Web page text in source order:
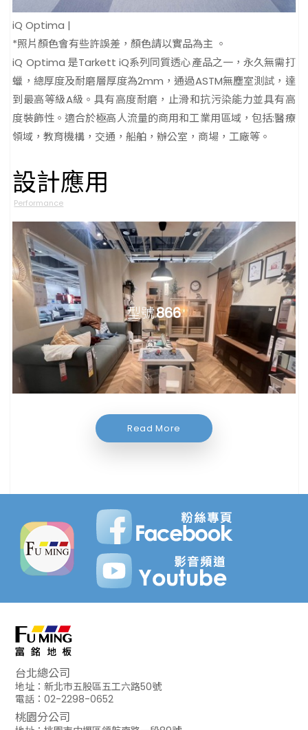
iQ Optima |
*照片顏色會有些許誤差，顏色請以實品為主 。
iQ Optima 是Tarkett iQ系列同質透心產品之一，永久無需打
蠟，總厚度及耐磨層厚度為2mm，通過ASTM無塵室測試，達
到最高等級A級。具有高度耐磨，止滑和抗污染能力並具有高
度裝飾性。適合於極高人流量的商用和工業用區域，包括:醫療
領域，教育機構，交通，船舶，辦公室，商場，工廠等。
設計應用
Performance
型號866
257、836、849、856、857、886
Read More
台北總公司
地址：新北市五股區五工六路50號
電話：02-2298-0652
桃園分公司